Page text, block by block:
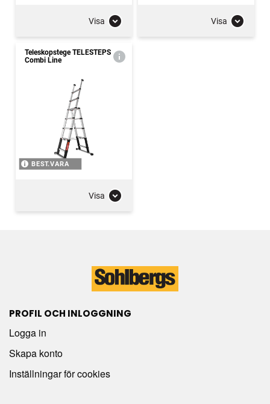
Visa Visa
Teleskopstege TELESTEPS
Combi Line
BEST.VARA
Visa
PROFIL OCH INLOGGNING
Logga in
Skapa konto
Inställningar för cookies